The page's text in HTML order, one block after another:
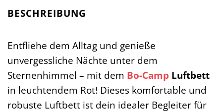
BESCHREIBUNG
Entfliehe dem Alltag und genieße
unvergessliche Nächte unter dem
Sternenhimmel – mit dem Bo-Camp Luftbett
in leuchtendem Rot! Dieses komfortable und
robuste Luftbett ist dein idealer Begleiter für